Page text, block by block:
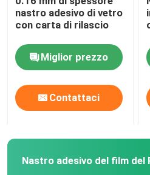
nastro adesivo di vetro
con carta di rilascio
Miglior prezzo
Contattaci
Nastro adesivo del film del